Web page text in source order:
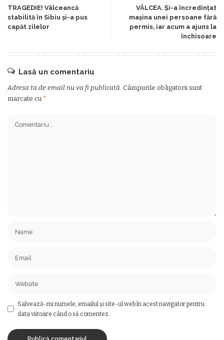
TRAGEDIE! Vâlceancă
stabilită în Sibiu și-a pus
capăt zilelor
VÂLCEA. Și-a încredințat
mașina unei persoane fără
permis, iar acum a ajuns la
închisoare
Lasă un comentariu
Adresa ta de email nu va fi publicată. Câmpurile obligatorii sunt
marcate cu *
Salvează-mi numele, emailul și site-ul web în acest navigator pentru
data viitoare când o să comentez.